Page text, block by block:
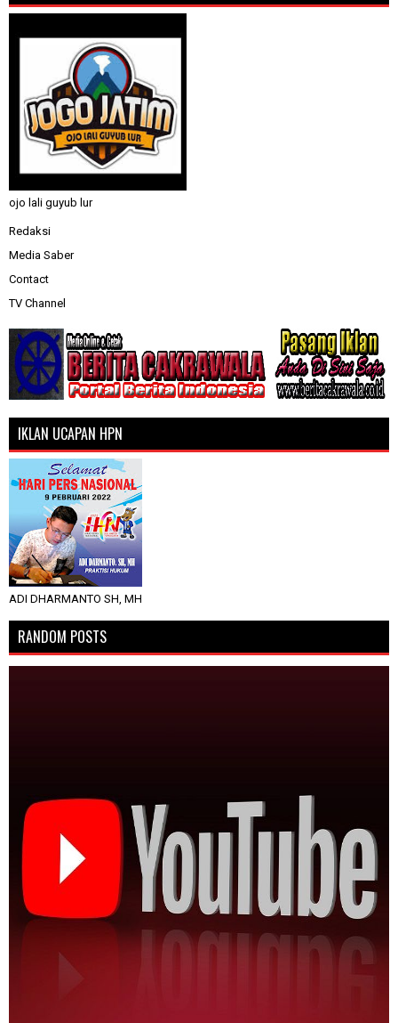
ojo lali guyub lur
Redaksi
Media Saber
Contact
TV Channel
IKLAN UCAPAN HPN
ADI DHARMANTO SH, MH
RANDOM POSTS